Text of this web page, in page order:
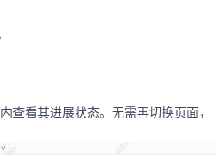
查看其进展状态。无需再切换页面，